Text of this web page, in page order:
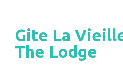
Gite La
The Lodge